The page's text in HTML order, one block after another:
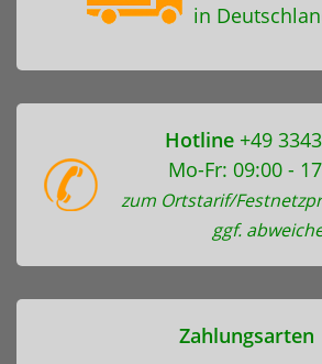
in
Hotline+49
Mo-Fr: 09:00 -
zum Ortstarif/
ggf.
Zahlungsarten